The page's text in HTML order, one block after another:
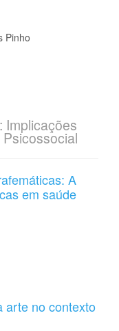
Pinho
Implicações
A
em saúde
arte no contexto